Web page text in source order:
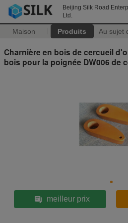
Beijing Silk Road
Ltd.
Maison Produits Au sujet
Charnière en bois de cercueil
bois pour la poignée DW006 de
meilleur prix